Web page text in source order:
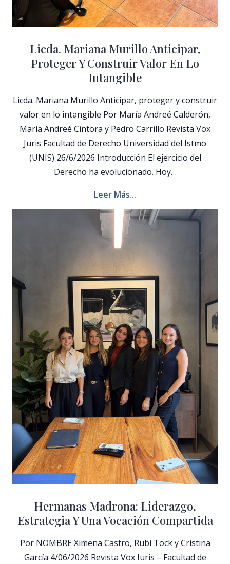
Licda. Mariana Murillo Anticipar,
Proteger Y Construir Valor En Lo
Intangible
Licda. Mariana Murillo Anticipar, proteger y construir
valor en lo intangible Por María Andreé Calderón,
María Andreé Cintora y Pedro Carrillo Revista Vox
Juris Facultad de Derecho Universidad del Istmo
(UNIS) 26/6/2026 Introducción El ejercicio del
Derecho ha evolucionado. Hoy…
Leer Más...
Hermanas Madrona: Liderazgo,
Estrategia Y Una Vocación Compartida
Por NOMBRE Ximena Castro, Rubí Tock y Cristina
García 4/06/2026 Revista Vox Iuris – Facultad de